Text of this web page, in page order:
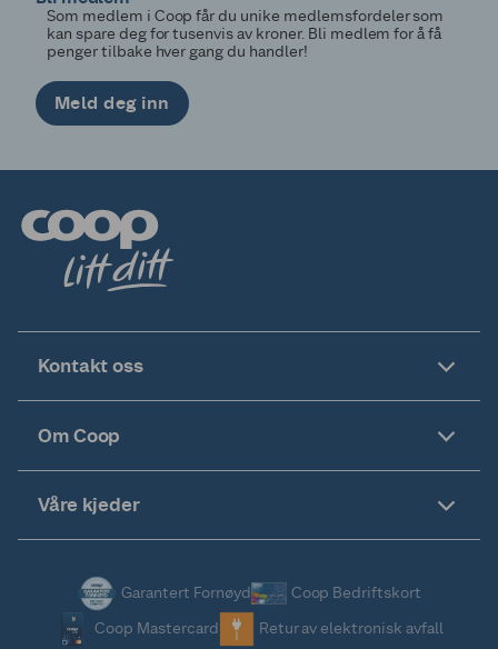
Som medlem i Coop får du unike medlemsfordeler som
kan spare deg for tusenvis av kroner. Bli medlem for å få
penger tilbake hver gang du handler!
Meld deg inn
Kontakt oss
Om Coop
Våre kjeder
Garantert Fornøyd
Coop Bedriftskort
Coop Mastercard
Retur av elektronisk avfall